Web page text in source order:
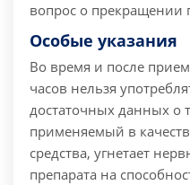
вопрос о прекращении
Особые указания
Во время и после
часов нельзя
достаточных данных о
применяемый в
средства, угнетает
препарата на